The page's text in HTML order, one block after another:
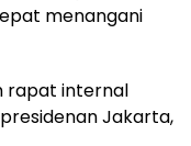
menangani
rapat internal
Jakarta,